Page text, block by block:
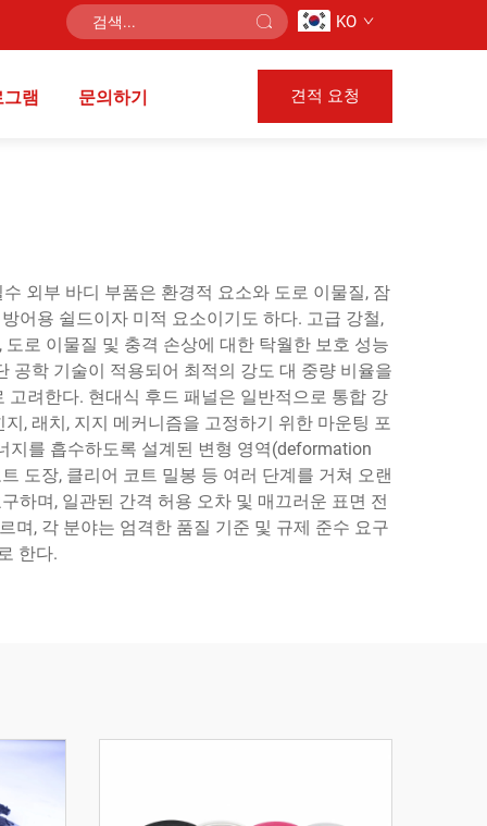
KO
램 문의하기 견적 요청
외부 바디 부품은 환경적 요소와 도로 이물질, 잠
어용 쉴드이자 미적 요소이기도 하다. 고급 강철,
로 이물질 및 충격 손상에 대한 탁월한 보호 성능
공학 기술이 적용되어 최적의 강도 대 중량 비율을
려한다. 현대식 후드 패널은 일반적으로 통합 강
, 래치, 지지 메커니즘을 고정하기 위한 마운팅 포
지를 흡수하도록 설계된 변형 영역(deformation
도장, 클리어 코트 밀봉 등 여러 단계를 거쳐 오랜
하며, 일관된 간격 허용 오차 및 매끄러운 표면 전
며, 각 분야는 엄격한 품질 기준 및 규제 준수 요구
한다.